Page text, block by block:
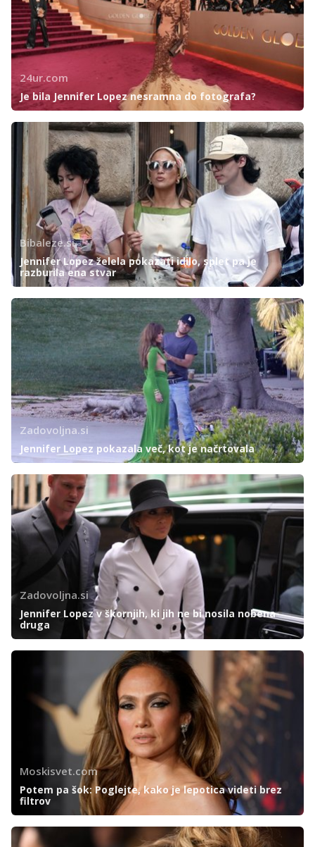
24ur.com
Je bila Jennifer Lopez nesramna do fotografa?
Bibaleze.si
Jennifer Lopez želela pokazati idilo, splet pa je
razburila ena stvar
Zadovoljna.si
Jennifer Lopez pokazala več, kot je načrtovala
Zadovoljna.si
Jennifer Lopez v škornjih, ki jih ne bi nosila nobena
druga
Moskisvet.com
Potem pa šok: Poglejte, kako je lepotica videti brez
filtrov